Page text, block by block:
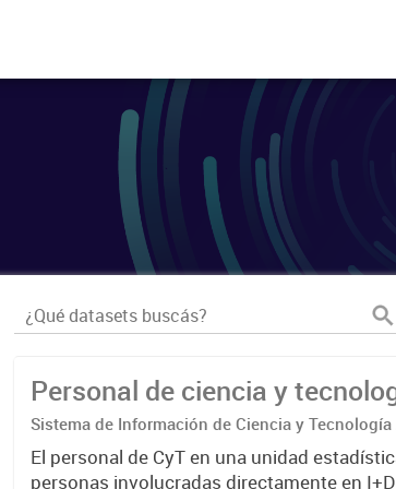
Personal de ciencia y
Sistema de Información de Ciencia y Tecnología
El personal de CyT en una unidad
personas involucradas directamente en